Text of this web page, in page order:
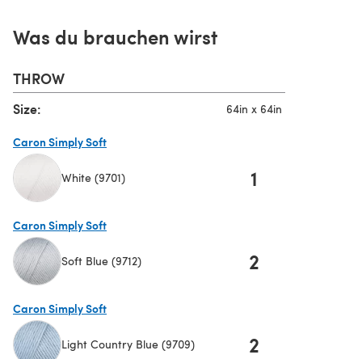
Was du brauchen wirst
THROW
Size: 64in x 64in
Caron Simply Soft
White (9701) 1
Caron Simply Soft
Soft Blue (9712) 2
Caron Simply Soft
Light Country Blue (9709) 2